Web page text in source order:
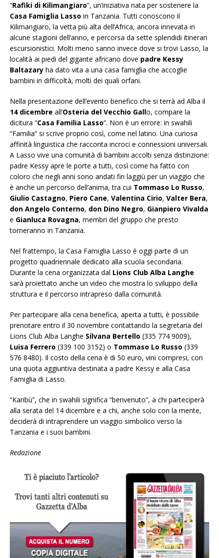
“Rafiki di Kilimangiaro”, un’iniziativa nata per sostenere la
Casa Famiglia Lasso in Tanzania. Tutti conoscono il
Kilimangiaro, la vetta più alta dell’Africa, ancora innevata in
alcune stagioni dell’anno, e percorsa da sette splendidi itinerari
escursionistici. Molti meno sanno invece dove si trovi Lasso, la
località ai piedi del gigante africano dove padre Kessy
Baltazary ha dato vita a una casa famiglia che accoglie
bambini in difficoltà, molti dei quali orfani.
Nella presentazione dell’evento benefico che si terrà ad Alba il
14 dicembre all’Osteria del Vecchio Gallo, compare la
dicitura “Casa Familia Lasso”. Non è un errore: in swahili
“Familia” si scrive proprio così, come nel latino. Una curiosa
affinità linguistica che racconta incroci e connessioni universali.
A Lasso vive una comunità di bambini accolti senza distinzione:
padre Kessy apre le porte a tutti, così come ha fatto con
coloro che negli anni sono andati fin laggiù per un viaggio che
è anche un percorso dell’anima, tra cui Tommaso Lo Russo,
Giulio Castagno, Piero Cane, Valentina Cirio, Valter Bera,
don Angelo Conterno, don Dino Negro, Gianpiero Vivalda
e Gianluca Rovagna, membri del gruppo che presto
torneranno in Tanzania.
Nel frattempo, la Casa Famiglia Lasso è oggi parte di un
progetto quadriennale dedicato alla scuola secondaria.
Durante la cena organizzata dal Lions Club Alba Langhe
sarà proiettato anche un video che mostra lo sviluppo della
struttura e il percorso intrapreso dalla comunità.
Per partecipare alla cena benefica, aperta a tutti, è possibile
prenotare entro il 30 novembre contattando la segretaria del
Lions Club Alba Langhe Silvana Bertello (335 774 9009),
Luisa Ferrero (339 100 3152) o Tommaso Lo Russo (339
576 8480). Il costo della cena è di 50 euro, vini compresi, con
una quota aggiuntiva destinata a padre Kessy e alla Casa
Famiglia di Lasso.
“Karibù”, che in swahili significa “benvenuto”, a chi parteciperà
alla serata del 14 dicembre e a chi, anche solo con la mente,
deciderà di intraprendere un viaggio simbolico verso la
Tanzania e i suoi bambini.
Redazione